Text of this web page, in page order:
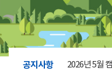
공지사항 2026년 5월